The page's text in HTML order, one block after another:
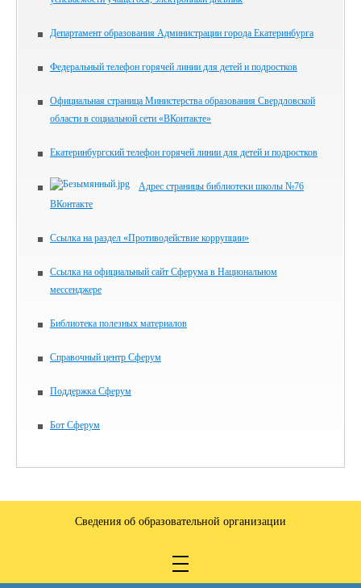
Департамент образования Администрации города Екатеринбурга
Федеральный телефон горячей линии для детей и подростков
Официальная страница Министерства образования Свердловской
области в социальной сети «ВКонтакте»
Екатеринбургский телефон горячей линии для детей и подростков
Адрес страницы библиотеки школы №76
ВКонтакте
Ссылка на раздел «Противодействие коррупции»
Ссылка на официальный сайт Сферума в Национальном
мессенджере
Библиотека полезных материалов
Справочный центр Сферум
Поддержка Сферум
Бот Сферум
Сведения об образовательной организации